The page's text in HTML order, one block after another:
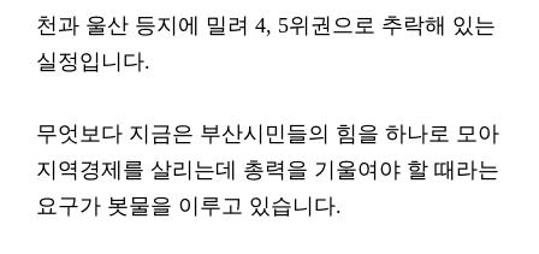
천과 울산 등지에 밀려 4, 5위권으로 추락해 있는
실정입니다.
무엇보다 지금은 부산시민들의 힘을 하나로 모아
지역경제를 살리는데 총력을 기울여야 할 때라는
요구가 봇물을 이루고 있습니다.